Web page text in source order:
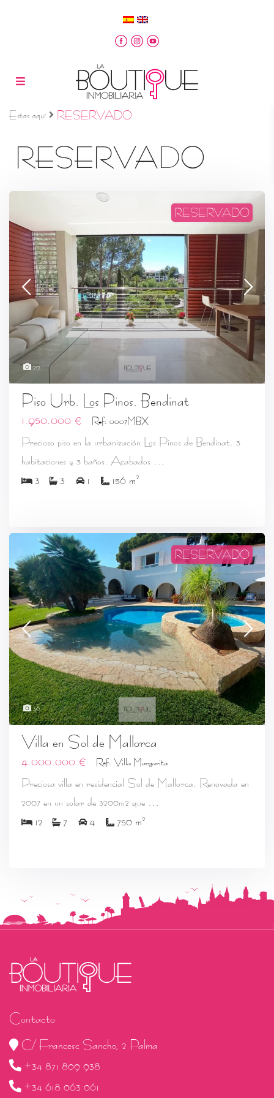
Estas aquí RESERVADO
RESERVADO
29
RESERVADO
Piso Urb. Los Pinos. Bendinat
1.950.000 € Ref: 0007MBX
Precioso piso en la urbanización Los Pinos de Bendinat. 3
habitaciones y 3 baños. Acabados ...
3 3 1 156 m2
36
RESERVADO
Villa en Sol de Mallorca
4.000.000 € Ref: Villa Margarita
Preciosa villa en residencial Sol de Mallorca. Renovada en
2007 en un solar de 3200m2 que ...
12 7 4 750 m2
Contacto
C/ Francesc Sancho, 2 Palma
+34 871 809 938
+34 618 063 061